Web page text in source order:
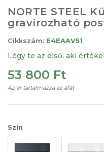
NORTE STEEL
gravírozható
Cikkszám: E4EAAV51
Légy te az első, aki
53 800 Ft
Az ár tartalmazza az áfát
Szín
a
képgaléria